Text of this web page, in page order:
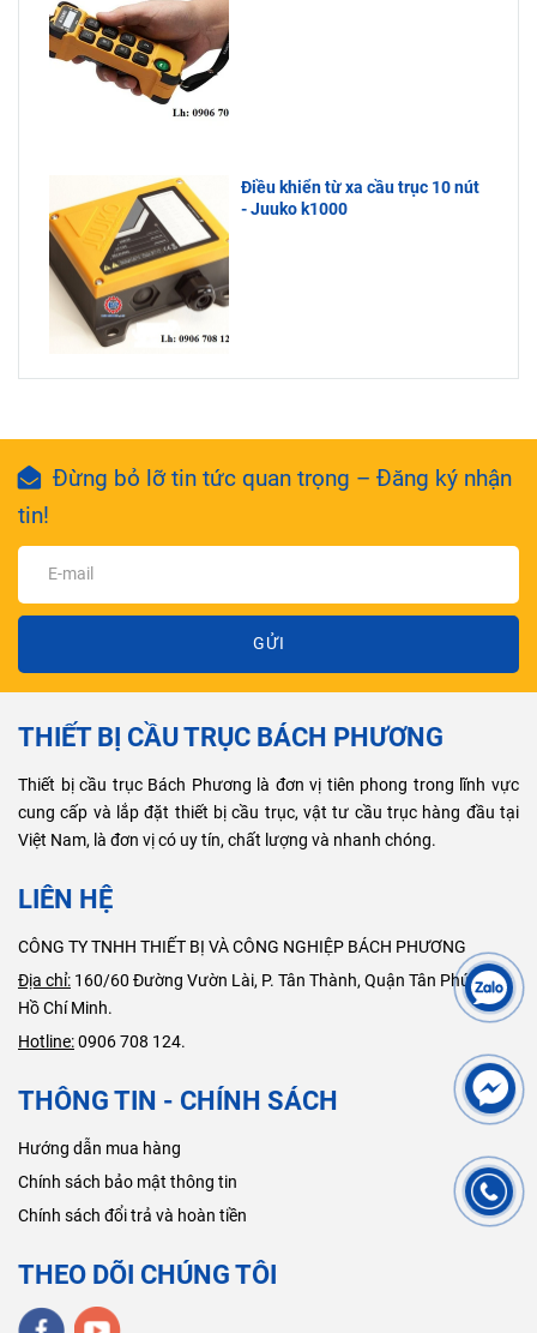
Điều khiển từ xa cầu trục 10 nút
- Juuko k1000
Đừng bỏ lỡ tin tức quan trọng – Đăng ký nhận
tin!
GỬI
THIẾT BỊ CẦU TRỤC BÁCH PHƯƠNG
Thiết bị cầu trục Bách Phương là đơn vị tiên phong trong lĩnh vực
cung cấp và lắp đặt thiết bị cầu trục, vật tư cầu trục hàng đầu tại
Việt Nam, là đơn vị có uy tín, chất lượng và nhanh chóng.
LIÊN HỆ
CÔNG TY TNHH THIẾT BỊ VÀ CÔNG NGHIỆP BÁCH PHƯƠNG
Địa chỉ: 160/60 Đường Vườn Lài, P. Tân Thành, Quận Tân Phú, TP.
Hồ Chí Minh.
Hotline:0906 708 124.
THÔNG TIN - CHÍNH SÁCH
Hướng dẫn mua hàng
Chính sách bảo mật thông tin
Chính sách đổi trả và hoàn tiền
THEO DÕI CHÚNG TÔI